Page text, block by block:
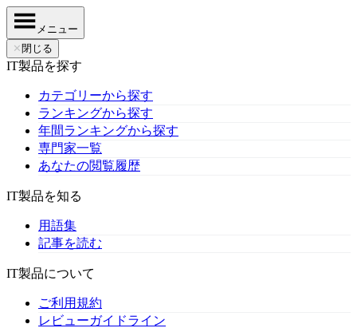
メニュー
✕ 閉じる
IT製品を探す
カテゴリーから探す
ランキングから探す
年間ランキングから探す
専門家一覧
あなたの閲覧履歴
IT製品を知る
用語集
記事を読む
IT製品について
ご利用規約
レビューガイドライン